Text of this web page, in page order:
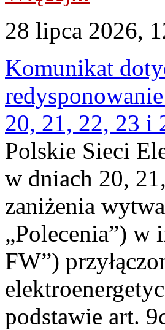
28 lipca 2026,
Komunikat
20, 21, 22, 23 i
Polskie Sieci
w dniach 20,
zaniżenia
„Polecenia”) w
FW”)
podstawie art.